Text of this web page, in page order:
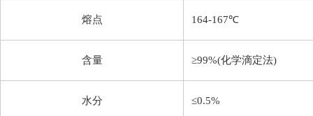
熔点 164-167℃
含量 ≥99%(化学滴定法)
水分 ≤0.5%